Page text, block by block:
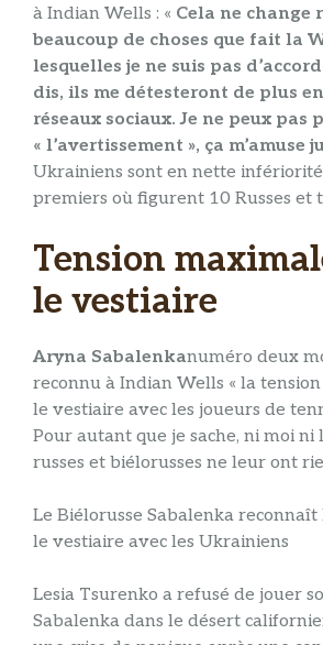
à Indian Wells : « Cela ne change
beaucoup de choses que fait la
lesquelles je ne suis pas
dis, ils me détesteront de plus
réseaux sociaux. Je ne peux pas
« l’avertissement », ça m’amuse
Ukrainiens sont en nette
premiers où figurent 10 Russes et
Tension
le vestiaire
Aryna Sabalenkanuméro deux
reconnu à Indian Wells « la
le vestiaire avec les joueurs de
Pour autant que je sache, ni moi ni
russes et biélorusses ne leur ont
Le Biélorusse Sabalenka reconnaît
le vestiaire avec les Ukrainiens
Lesia Tsurenko a refusé de jouer
Sabalenka dans le désert